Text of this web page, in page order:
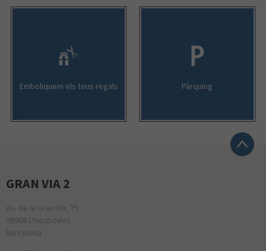
Emboliquem els teus regals Pàrquing
GRAN VIA 2
Av. de la Gran Via, 75
08908 L'Hospitalet
Barcelona